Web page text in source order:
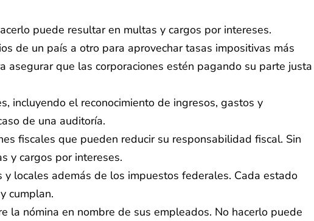
puede resultar en multas y cargos por intereses.
de un país a otro para aprovechar tasas impositivas más
asegurar que las corporaciones estén pagando su parte justa
incluyendo el reconocimiento de ingresos, gastos y
de una auditoría.
fiscales que pueden reducir su responsabilidad fiscal. Sin
y cargos por intereses.
locales además de los impuestos federales. Cada estado
cumplan.
la nómina en nombre de sus empleados. No hacerlo puede